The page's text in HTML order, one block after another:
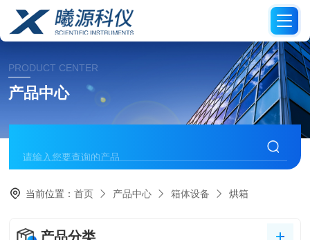
PRODUCT CENTER
产品中心
当前位置：首页 产品中心 箱体设备 烘箱
产品分类